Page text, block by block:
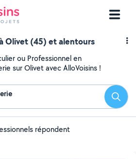
Olivet (45) et alentours
ou Professionnel en
sur Olivet avec AlloVoisins !
répondent